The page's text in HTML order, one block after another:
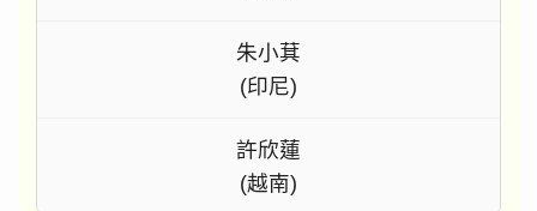
朱小萁
(印尼)
許欣蓮
(越南)